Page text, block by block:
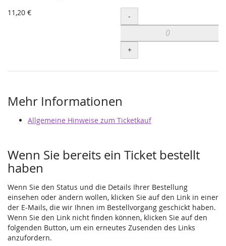
11,20 €
Menge
-
+
Mehr Informationen
Allgemeine Hinweise zum Ticketkauf
Wenn Sie bereits ein Ticket bestellt
haben
Wenn Sie den Status und die Details Ihrer Bestellung
einsehen oder ändern wollen, klicken Sie auf den Link in einer
der E-Mails, die wir Ihnen im Bestellvorgang geschickt haben.
Wenn Sie den Link nicht finden können, klicken Sie auf den
folgenden Button, um ein erneutes Zusenden des Links
anzufordern.